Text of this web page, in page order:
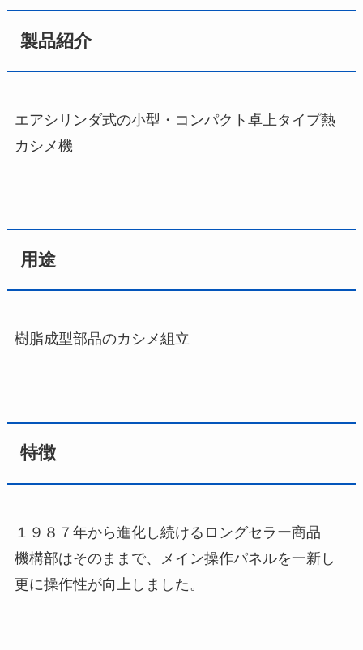
製品紹介
エアシリンダ式の小型・コンパクト卓上タイプ熱
カシメ機
用途
樹脂成型部品のカシメ組立
特徴
１９８７年から進化し続けるロングセラー商品
機構部はそのままで、メイン操作パネルを一新し
更に操作性が向上しました。